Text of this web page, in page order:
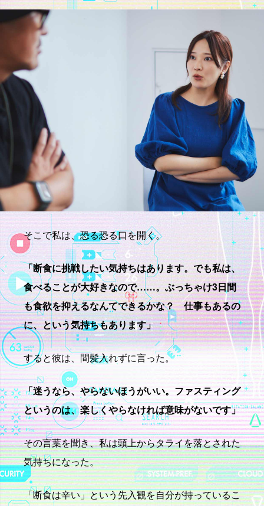
そこで私は、恐る恐る口を開く。
「断食に挑戦したい気持ちはあります。でも私は、
食べることが大好きなので……。ぶっちゃけ3日間
も食欲を抑えるなんてできるかな？ 仕事もあるの
に、という気持ちもあります」
すると彼は、間髪入れずに言った。
「迷うなら、やらないほうがいい。ファスティング
というのは、楽しくやらなければ意味がないです」
その言葉を聞き、私は頭上からタライを落とされた
気持ちになった。
「断食は辛い」という先入観を自分が持っているこ